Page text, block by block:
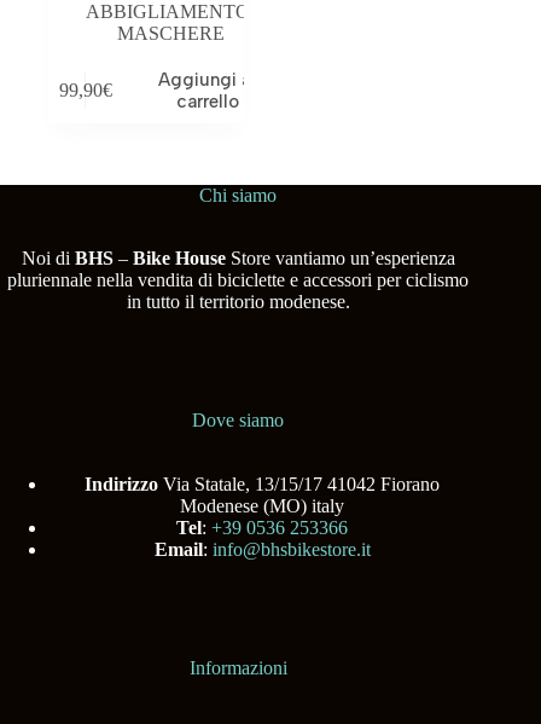
Tag prodotto
ABBIGLIAMENTO
MASCHERE
99,90€
Aggiungi al
carrello
Chi siamo
Noi di BHS– Bike HouseStore vantiamo un’esperienza
pluriennale nella vendita di biciclette e accessori per ciclismo
in tutto il territorio modenese.
Dove siamo
Indirizzo Via Statale, 13/15/17 41042 Fiorano
Modenese (MO) italy
Tel:+39 0536 253366
Email: info@bhsbikestore.it
Informazioni